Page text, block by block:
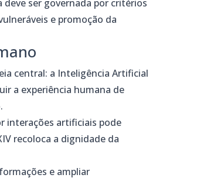
ser governada por critérios
e promoção da
central: a Inteligência Artificial
a experiência humana de
interações artificiais pode
recoloca a dignidade da
e ampliar